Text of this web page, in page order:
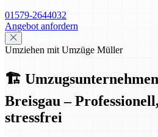
01579-2644032
Angebot anfordern
Umziehen mit Umzüge Müller
🏗️
Breisgau –
stressfrei